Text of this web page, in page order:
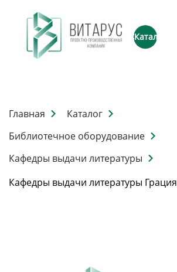
Каталог
Главная
Каталог
Библиотечное оборудование
Кафедры выдачи литературы
Кафедры выдачи литературы Грация